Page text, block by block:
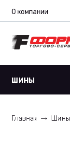
О компании
ШИНЫ
Главная Шины